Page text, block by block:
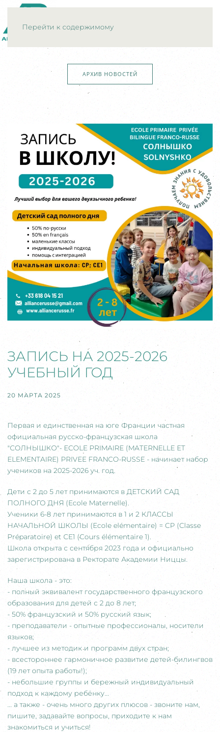
Перейти к содержимому
АРХИВ НОВОСТЕЙ
ЗАПИСЬ НА 2025-2026
УЧЕБНЫЙ ГОД
20 МАРТА 2025
Первая и единственная на юге Франции частная
официальная русско-французская школа
"СОЛНЫШКО"- ECOLE PRIMAIRE (MATERNELLE ET
ELEMENTAIRE) PRIVEE FRANCO-RUSSE - начинает набор
учеников на 2025-2026 уч. год.
Дети с 2 до 5 лет принимаются в ДЕТСКИЙ САД
ПОЛНОГО ДНЯ (Ecole Maternelle).
Ученики 6-8 лет принимаются в 1 и 2 КЛАССЫ
НАЧАЛЬНОЙ ШКОЛЫ (Ecole elémentaire) = CP (Classe
Préparatoire) et CE1 (Cours élémentaire 1).
Школа открыта с сентября 2023 года и официально
зарегистрирована в Ректорате Академии Ниццы.
Наша школа - это:
- полный эквивалент государственного французского
образования для детей с 2 до 8 лет;
- 50% французский и 50% русский язык;
- преподаватели - опытные профессионалы, носители
языков;
- лучшее из методик и программ двух стран;
- всестороннее гармоничное развитие детей-билингвов
(19 лет опыта работы!);
- небольшие группы и бережный индивидуальный
подход к каждому ребёнку...
... а также - очень много других плюсов - звоните нам,
пишите, задавайте вопросы, приходите к нам
знакомиться и учиться!